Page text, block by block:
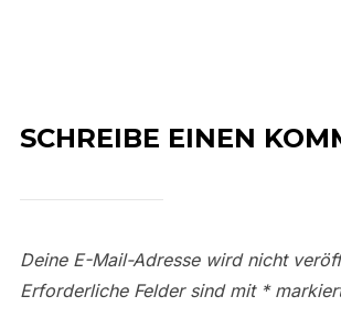
SCHREIBE EINEN
Deine E-Mail-Adresse wird nicht
Erforderliche Felder sind mit *